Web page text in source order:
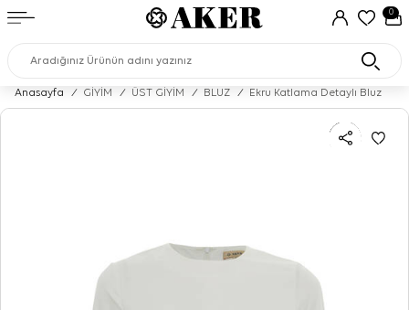
0
Anasayfa / GİYİM / ÜST GİYİM / BLUZ / Ekru Katlama Detaylı Bluz